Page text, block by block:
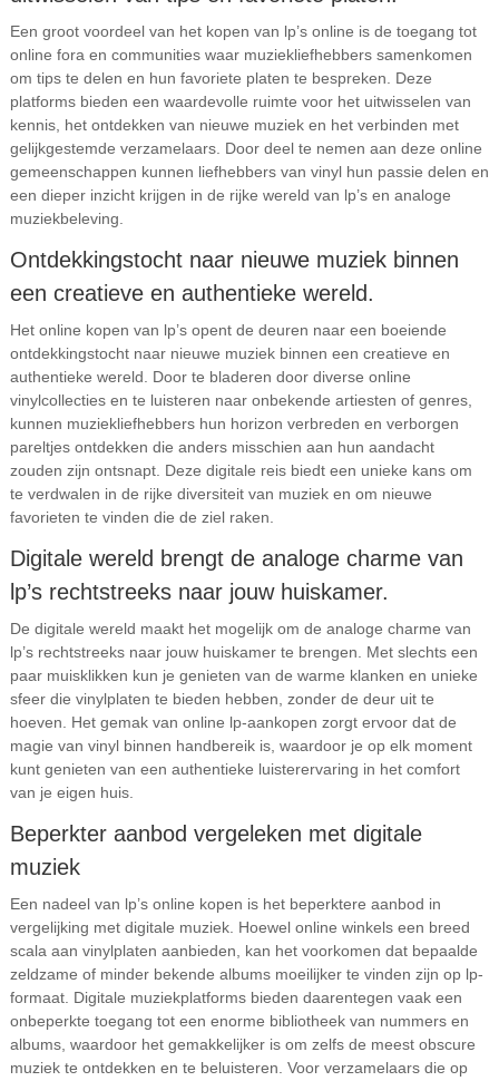
Een groot voordeel van het kopen van lp’s online is de toegang tot
online fora en communities waar muziekliefhebbers samenkomen
om tips te delen en hun favoriete platen te bespreken. Deze
platforms bieden een waardevolle ruimte voor het uitwisselen van
kennis, het ontdekken van nieuwe muziek en het verbinden met
gelijkgestemde verzamelaars. Door deel te nemen aan deze online
gemeenschappen kunnen liefhebbers van vinyl hun passie delen en
een dieper inzicht krijgen in de rijke wereld van lp’s en analoge
muziekbeleving.
Ontdekkingstocht naar nieuwe muziek binnen
een creatieve en authentieke wereld.
Het online kopen van lp’s opent de deuren naar een boeiende
ontdekkingstocht naar nieuwe muziek binnen een creatieve en
authentieke wereld. Door te bladeren door diverse online
vinylcollecties en te luisteren naar onbekende artiesten of genres,
kunnen muziekliefhebbers hun horizon verbreden en verborgen
pareltjes ontdekken die anders misschien aan hun aandacht
zouden zijn ontsnapt. Deze digitale reis biedt een unieke kans om
te verdwalen in de rijke diversiteit van muziek en om nieuwe
favorieten te vinden die de ziel raken.
Digitale wereld brengt de analoge charme van
lp’s rechtstreeks naar jouw huiskamer.
De digitale wereld maakt het mogelijk om de analoge charme van
lp’s rechtstreeks naar jouw huiskamer te brengen. Met slechts een
paar muisklikken kun je genieten van de warme klanken en unieke
sfeer die vinylplaten te bieden hebben, zonder de deur uit te
hoeven. Het gemak van online lp-aankopen zorgt ervoor dat de
magie van vinyl binnen handbereik is, waardoor je op elk moment
kunt genieten van een authentieke luisterervaring in het comfort
van je eigen huis.
Beperkter aanbod vergeleken met digitale
muziek
Een nadeel van lp’s online kopen is het beperktere aanbod in
vergelijking met digitale muziek. Hoewel online winkels een breed
scala aan vinylplaten aanbieden, kan het voorkomen dat bepaalde
zeldzame of minder bekende albums moeilijker te vinden zijn op lp-
formaat. Digitale muziekplatforms bieden daarentegen vaak een
onbeperkte toegang tot een enorme bibliotheek van nummers en
albums, waardoor het gemakkelijker is om zelfs de meest obscure
muziek te ontdekken en te beluisteren. Voor verzamelaars die op